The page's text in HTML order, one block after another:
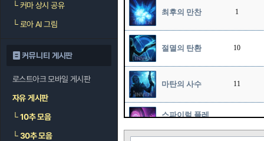
└커마 상시 공유
└로아 AI 그림
커뮤니티 게시판
로스트아크 모바일 게시판
자유 게시판
└10추 모음
└30추 모음
최후의 만찬 1
절멸의 탄환 10
마탄의 사수 11
스파이럴 플레
1